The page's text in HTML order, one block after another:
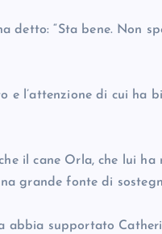
detto: “Sta bene. Non
e l’attenzione di cui ha
il cane Orla, che lui
grande fonte di
abbia supportato